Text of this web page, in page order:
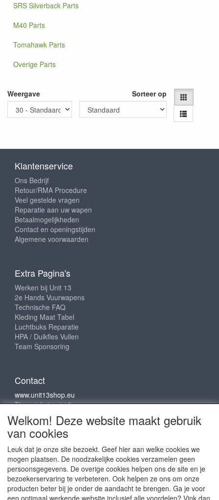
SRS Silverback Parts
M40 Parts
Tomahawk Parts
Overige Parts
Weergave Sorteer op
Klantenservice
Ons Bedrijf
Retour/RMA Procedure
Veel gestelde vragen
Reparatie aan uw wapen
Betaalmogelijkheden
Contact en openingstijden
Algemene voorwaarden
Extra Pagina's
Werken bij Unit 13
2e Hands Vuurwapens
Technische FAQ
Kleding Maat Tabel
Luchtbuks Reparatie
HPA / Duikfles Vullen
Team Sponsoring
Contact
www.unit13shop.eu
Thermiekstraat 12
6361 HB Nuth
info@unit13shop.eu
Sociale media
Welkom! Deze website maakt gebruik
van cookies
Leuk dat je onze site bezoekt. Geef hier aan welke cookies we
mogen plaatsen. De noodzakelijke cookies verzamelen geen
persoonsgegevens. De overige cookies helpen ons de site en je
bezoekerservaring te verbeteren. Ook helpen ze ons om onze
producten beter bij je onder de aandacht te brengen. Ga je voor
een optimaal werkende website inclusief alle voordelen? Vink dan